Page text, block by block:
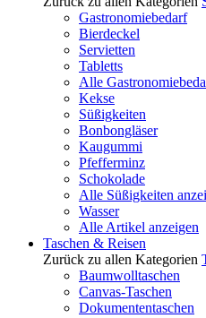
Gastronomiebedarf
Bierdeckel
Servietten
Tabletts
Alle
Kekse
Süßigkeiten
Bonbongläser
Kaugummi
Pfefferminz
Schokolade
Alle Süßigkeiten
Wasser
Alle Artikel anzeigen
Taschen & Reisen
Zurück zu allen Kategorien
Baumwolltaschen
Canvas-Taschen
Dokumententaschen